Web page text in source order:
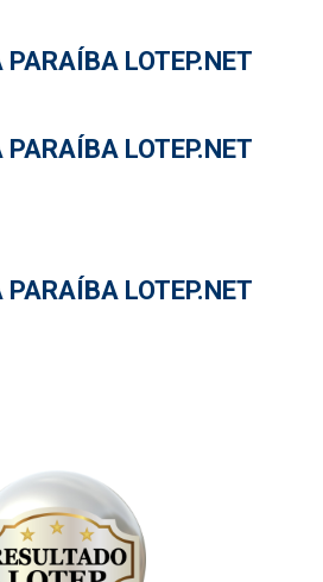
PARAÍBA LOTEP.NET
PARAÍBA LOTEP.NET
PARAÍBA LOTEP.NET